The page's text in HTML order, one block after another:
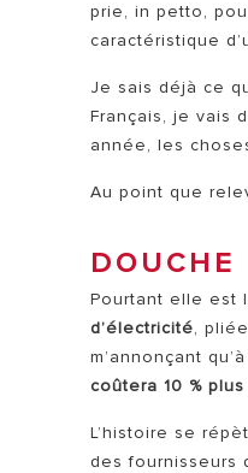
prie, in petto,
caractéristique
Je sais déjà ce
Français, je vais
année, les
Au point que
Pourtant elle est
d’électricité,
m’annonçant
coûtera 10 %
L’histoire se
des fournisseurs